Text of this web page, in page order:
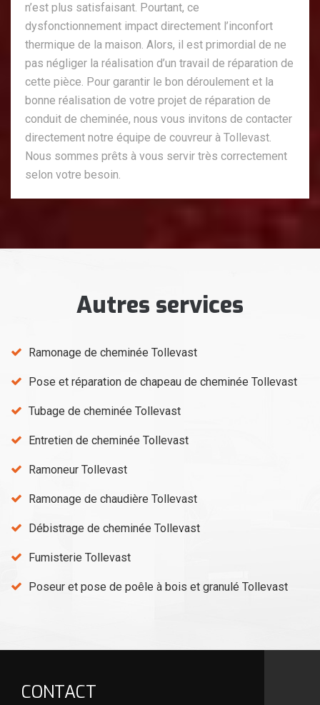
n’est plus satisfaisant. Pourtant, ce
dysfonctionnement impact directement l’inconfort
thermique de la maison. Alors, il est primordial de ne
pas négliger la réalisation d’un travail de réparation de
cette pièce. Pour garantir le bon déroulement et la
bonne réalisation de votre projet de réparation de
conduit de cheminée, nous vous invitons de contacter
directement notre équipe de couvreur à Tollevast.
Nous sommes prêts à vous servir très correctement
selon votre besoin.
Autres services
Ramonage de cheminée Tollevast
Pose et réparation de chapeau de cheminée Tollevast
Tubage de cheminée Tollevast
Entretien de cheminée Tollevast
Ramoneur Tollevast
Ramonage de chaudière Tollevast
Débistrage de cheminée Tollevast
Fumisterie Tollevast
Poseur et pose de poêle à bois et granulé Tollevast
CONTACT